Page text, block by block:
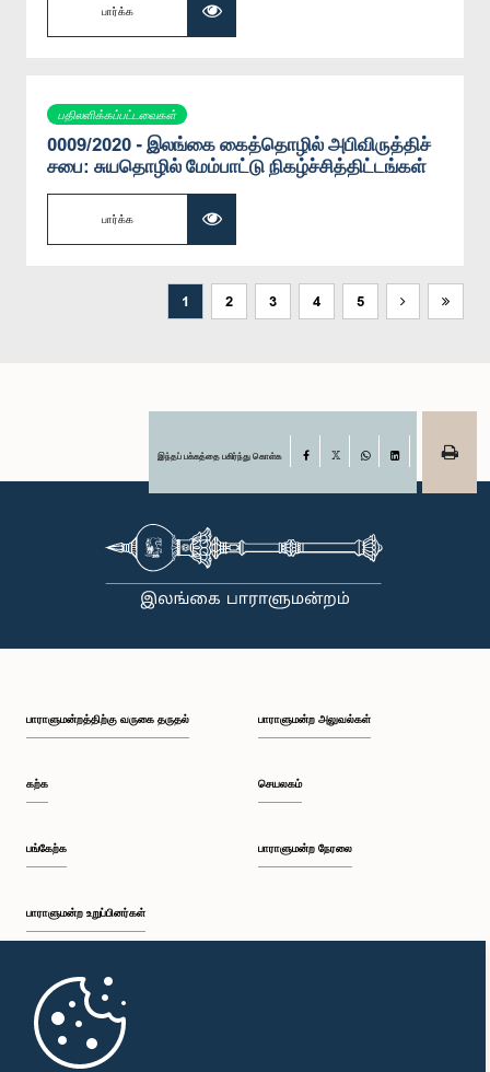
பார்க்க
பதிலளிக்கப்பட்டவைகள்
0009/2020 - இலங்கை கைத்தொழில் அபிவிருத்திச்
சபை: சுயதொழில் மேம்பாட்டு நிகழ்ச்சித்திட்டங்கள்
பார்க்க
1 2 3 4 5
இந்தப் பக்கத்தை பகிர்ந்து கொள்க Facebook
பாராளுமன்றத்திற்கு வருகை தருதல்
கற்க
பங்கேற்க
பாராளுமன்ற உறுப்பினர்கள்
முதற்பக்கம்
பாராளுமன்ற அலுவல்கள்
செயலகம்
பாராளுமன்ற நேரலை
பாராளுமன்ற கையடக்க செயலி